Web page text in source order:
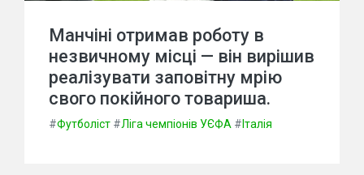
Манчіні отримав роботу в
незвичному місці — він вирішив
реалізувати заповітну мрію
свого покійного товариша.
#Футболіст #Ліга чемпіонів УЄФА # Італія